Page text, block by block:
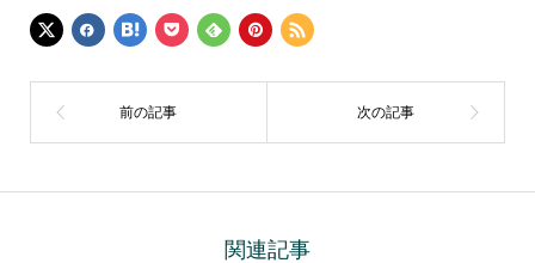
関連記事